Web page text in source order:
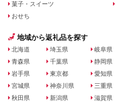
菓子・スイーツ
おせち
地域から返礼品を探す
北海道
青森県
岩手県
宮城県
秋田県
埼玉県
千葉県
東京都
神奈川県
新潟県
岐阜県
静岡県
愛知県
三重県
滋賀県